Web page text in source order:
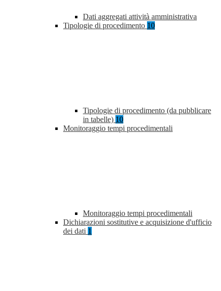
Dati aggregati attività amministrativa
Tipologie di procedimento 10
Tipologie di procedimento (da pubblicare
in tabelle) 10
Monitoraggio tempi procedimentali
Monitoraggio tempi procedimentali
Dichiarazioni sostitutive e acquisizione d'ufficio
dei dati 1